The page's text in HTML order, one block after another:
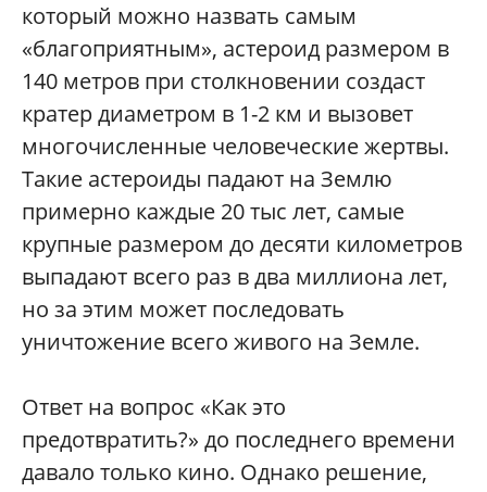
который можно назвать самым
«благоприятным», астероид размером в
140 метров при столкновении создаст
кратер диаметром в 1-2 км и вызовет
многочисленные человеческие жертвы.
Такие астероиды падают на Землю
примерно каждые 20 тыс лет, самые
крупные размером до десяти километров
выпадают всего раз в два миллиона лет,
но за этим может последовать
уничтожение всего живого на Земле.
Ответ на вопрос «Как это
предотвратить?» до последнего времени
давало только кино. Однако решение,